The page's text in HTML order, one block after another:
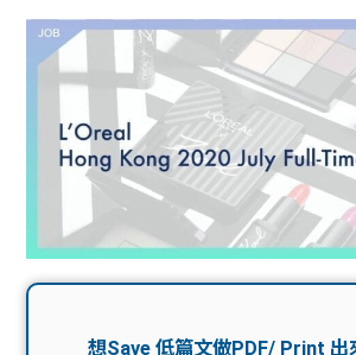
貸款
貸款
計算
機
學生
資訊
Blog
大專
生筍
工推
常見
問題
學生
福利